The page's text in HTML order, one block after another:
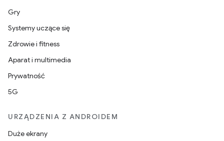
Gry
Systemy uczące się
Zdrowie i fitness
Aparat i multimedia
Prywatność
5G
URZĄDZENIA Z ANDROIDEM
Duże ekrany